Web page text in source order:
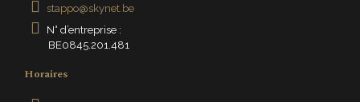
stappo@skynet.be
N° d’entreprise :
BE0845.201.481
Horaires